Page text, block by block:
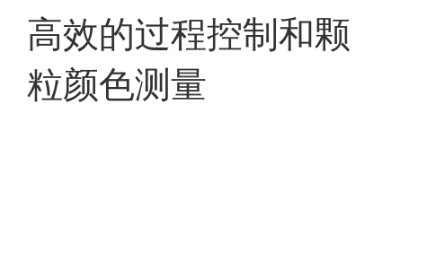
高效的过程控制和颗
粒颜色测量